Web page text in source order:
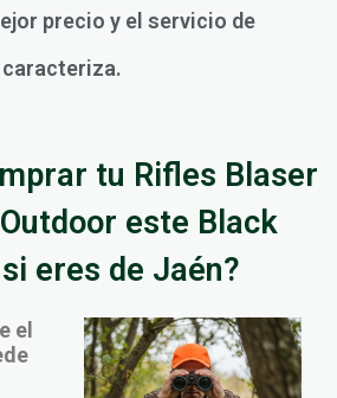
precio y el servicio de
tu Rifles Blaser
este Black
eres de Jaén?
el